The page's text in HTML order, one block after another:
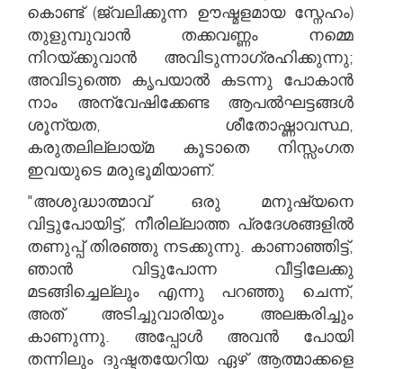
കൊണ്ട് (ജ്വലിക്കുന്ന ഊഷ്മളമായ സ്നേഹം)
തുളുമ്പുവാൻ തക്കവണ്ണം നമ്മെ
നിറയ്ക്കുവാൻ അവിടുന്നാഗ്രഹിക്കുന്നു;
അവിടുത്തെ കൃപയാൽ കടന്നു പോകാൻ
നാം അന്വേഷിക്കേണ്ട ആപൽഘട്ടങ്ങൾ
ശൂന്യത, ശീതോഷ്ണാവസ്ഥ,
കരുതലില്ലായ്മ കൂടാതെ നിസ്സംഗത
ഇവയുടെ മരുഭൂമിയാണ്.
"അശുദ്ധാത്മാവ് ഒരു മനുഷ്യനെ
വിട്ടുപോയിട്ട്, നീരില്ലാത്ത പ്രദേശങ്ങളിൽ
തണുപ്പ് തിരഞ്ഞു നടക്കുന്നു. കാണാഞ്ഞിട്ട്,
ഞാൻ വിട്ടുപോന്ന വീട്ടിലേക്കു
മടങ്ങിച്ചെല്ലും എന്നു പറഞ്ഞു ചെന്ന്,
അത് അടിച്ചുവാരിയും അലങ്കരിച്ചും
കാണുന്നു. അപ്പോൾ അവൻ പോയി
തന്നിലും ദുഷ്ടതയേറിയ ഏഴ് ആത്മാക്കളെ